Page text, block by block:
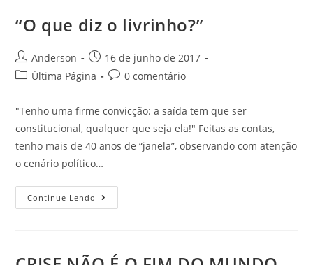
“O que diz o livrinho?”
Anderson
16 de junho de 2017
Última Página
0 comentário
"Tenho uma firme convicção: a saída tem que ser
constitucional, qualquer que seja ela!" Feitas as contas,
tenho mais de 40 anos de “janela”, observando com atenção
o cenário político…
Continue Lendo